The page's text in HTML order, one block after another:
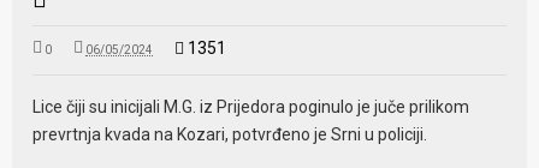
0 06/05/2024 1351
Lice čiji su inicijali M.G. iz Prijedora poginulo je juče prilikom
prevrtnja kvada na Kozari, potvrđeno je Srni u policiji.